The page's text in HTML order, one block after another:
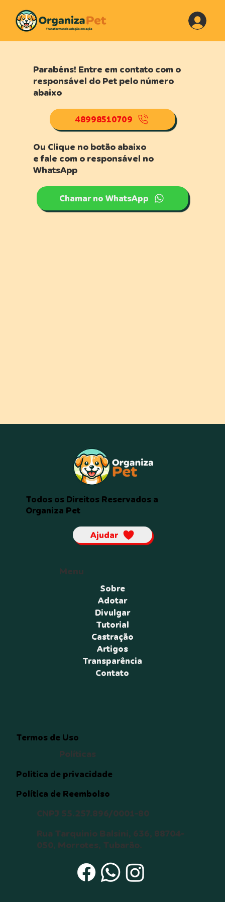
Parabéns! Entre em contato com o
responsável do Pet pelo número
abaixo
48998510709
Ou Clique no botão abaixo
e fale com o responsável no
WhatsApp
Chamar no WhatsApp
Termos de Uso
Política de Reembolso
Politica de privacidade
Políticas
CNPJ 55.257.896/0001-80
Rua Tarquinio Balsini, 636, 88704-
050, Morrotes, Tubarão.
Sobre
Adotar
Divulgar
Tutorial
Castração
Artigos
Transparência
Contato
Menu
Todos os Direitos Reservados a
Organiza Pet
Ajudar